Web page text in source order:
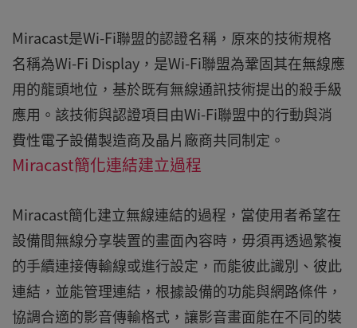
Miracast是Wi-Fi聯盟的認證名稱，原來的技術規格
名稱為Wi-Fi Display，是Wi-Fi聯盟為鞏固其在無線應
用的龍頭地位，基於既有無線通訊技術提出的殺手級
應用。該技術與認證項目由Wi-Fi聯盟中的行動與消
費性電子設備製造商及晶片廠商共同制定。
Miracast簡化連結建立過程
Miracast簡化建立無線連結的過程，當使用者希望在
設備間無線分享裝置的畫面內容時，毋須再透過繁複
的手續連接傳輸線或進行設定，而能彼此識別、彼此
連結，並能管理連結，根據設備的功能與網路條件，
協調合適的影音傳輸格式，讓影音畫面能在不同的裝